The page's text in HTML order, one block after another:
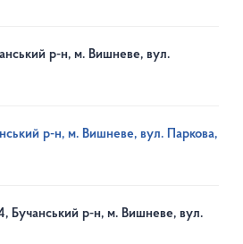
р-н, м. Вишневе, вул.
р-н, м. Вишневе, вул. Паркова,
Бучанський р-н, м. Вишневе, вул.